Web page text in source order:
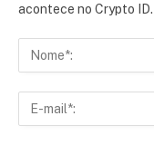
acontece no Crypto ID.